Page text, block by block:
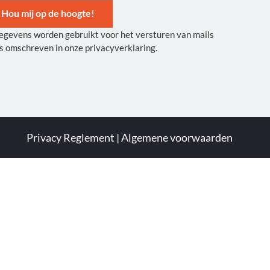
Hou mij op de hoogte!
worden gebruikt voor het versturen van mails
omschreven in onze privacyverklaring.
Privacy Reglement |Algemene voorwaarden